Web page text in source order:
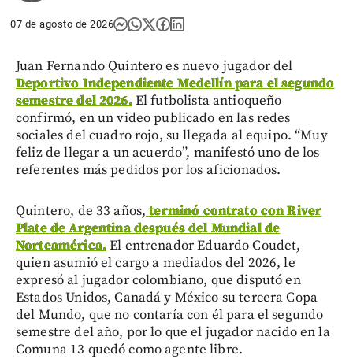
07 de agosto de 2026
Juan Fernando Quintero es nuevo jugador del
Deportivo Independiente Medellín para el segundo
semestre del 2026. El futbolista antioqueño
confirmó, en un video publicado en las redes
sociales del cuadro rojo, su llegada al equipo. “Muy
feliz de llegar a un acuerdo”, manifestó uno de los
referentes más pedidos por los aficionados.
Quintero, de 33 años, terminó contrato con River
Plate de Argentina después del Mundial de
Norteamérica. El entrenador Eduardo Coudet,
quien asumió el cargo a mediados del 2026, le
expresó al jugador colombiano, que disputó en
Estados Unidos, Canadá y México su tercera Copa
del Mundo, que no contaría con él para el segundo
semestre del año, por lo que el jugador nacido en la
Comuna 13 quedó como agente libre.